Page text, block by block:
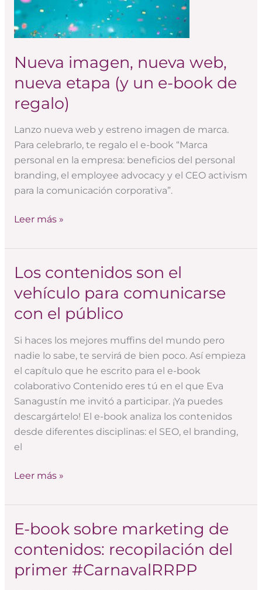
Nueva imagen, nueva web,
nueva etapa (y un e-book de
regalo)
Lanzo nueva web y estreno imagen de marca.
Para celebrarlo, te regalo el e-book “Marca
personal en la empresa: beneficios del personal
branding, el employee advocacy y el CEO activism
para la comunicación corporativa”.
etapa
un
book
de
Leer más »
Los contenidos son el
vehículo para comunicarse
con el público
Si haces los mejores muffins del mundo pero
nadie lo sabe, te servirá de bien poco. Así empieza
el capítulo que he escrito para el e-book
colaborativo Contenido eres tú en el que Eva
Sanagustín me invitó a participar. ¡Ya puedes
descargártelo! El e-book analiza los contenidos
desde diferentes disciplinas: el SEO, el branding,
el
Los
contenidos
son
el
para
comunicarse
con
el
público
Leer más »
E-book sobre marketing de
contenidos: recopilación del
primer #CarnavalRRPP
E-
sobre
marketing